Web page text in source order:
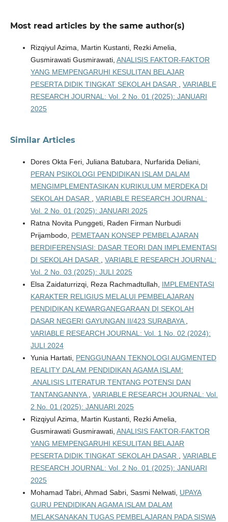
Most read articles by the same author(s)
Rizqiyul Azima, Martin Kustanti, Rezki Amelia,
Gusmirawati Gusmirawati, ANALISIS FAKTOR-FAKTOR
YANG MEMPENGARUHI KESULITAN BELAJAR
PESERTA DIDIK TINGKAT SEKOLAH DASAR
VARIABLE
RESEARCH JOURNAL: Vol. 2 No. 01 (2025): JANUARI
2025
Similar Articles
Dores Okta Feri, Juliana Batubara, Nurfarida Deliani,
PERAN PSIKOLOGI PENDIDIKAN ISLAM DALAM
MENGIMPLEMENTASIKAN KURIKULUM MERDEKA DI
SEKOLAH DASAR
VARIABLE RESEARCH JOURNAL:
Vol. 2 No. 01 (2025): JANUARI 2025
Ratna Novita Punggeti, Raden Firman Nurbudi
Prijambodo, PEMETAAN KONSEP PEMBELAJARAN
BERDIFERENSIASI: DASAR TEORI DAN IMPLEMENTASI
DI SEKOLAH DASAR
VARIABLE RESEARCH JOURNAL:
Vol. 2 No. 03 (2025): JULI 2025
Elsa Zaidaturrizqi, Reza Rachmadtullah, IMPLEMENTASI
KARAKTER RELIGIUS MELALUI PEMBELAJARAN
PENDIDIKAN KEWARGANEGARAAN DI SEKOLAH
DASAR NEGERI GAYUNGAN II/423 SURABAYA
VARIABLE RESEARCH JOURNAL: Vol. 1 No. 02 (2024):
JULI 2024
Yunia Hartati, PENGGUNAAN TEKNOLOGI AUGMENTED
REALITY DALAM PENDIDIKAN AGAMA ISLAM:
ANALISIS LITERATUR TENTANG POTENSI DAN
TANTANGANNYA
VARIABLE RESEARCH JOURNAL: Vol.
2 No. 01 (2025): JANUARI 2025
Rizqiyul Azima, Martin Kustanti, Rezki Amelia,
Gusmirawati Gusmirawati, ANALISIS FAKTOR-FAKTOR
YANG MEMPENGARUHI KESULITAN BELAJAR
PESERTA DIDIK TINGKAT SEKOLAH DASAR
VARIABLE
RESEARCH JOURNAL: Vol. 2 No. 01 (2025): JANUARI
2025
Mohamad Tabri, Ahmad Sabri, Sasmi Nelwati, UPAYA
GURU PENDIDIKAN AGAMA ISLAM DALAM
MELAKSANAKAN TUGAS PEMBELAJARAN PADA SISWA